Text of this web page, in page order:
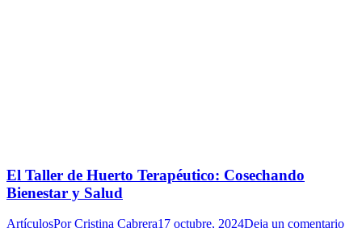
El Taller de Huerto Terapéutico: Cosechando
Bienestar y Salud
ArtículosPorCristina Cabrera17 octubre, 2024Deja un comentario